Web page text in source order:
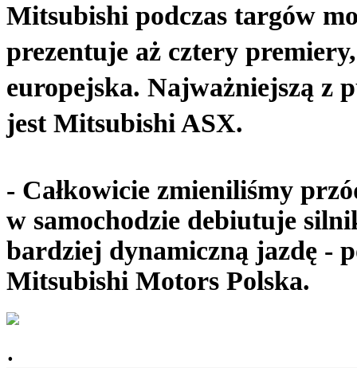
Mitsubishi podczas targów
prezentuje aż cztery
europejska. Najważniejszą z
jest Mitsubishi ASX.
- Całkowicie zmieniliśmy
w samochodzie debiutuje
bardziej dynamiczną jazdę -
Mitsubishi Motors Polska.
.